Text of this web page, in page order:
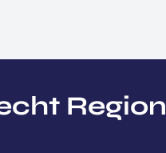
Region